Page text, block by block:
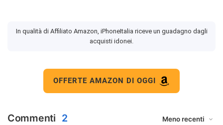
In qualità di Affiliato Amazon, iPhoneItalia riceve un guadagno dagli
acquisti idonei.
OFFERTE AMAZON DI OGGI
Commenti 2